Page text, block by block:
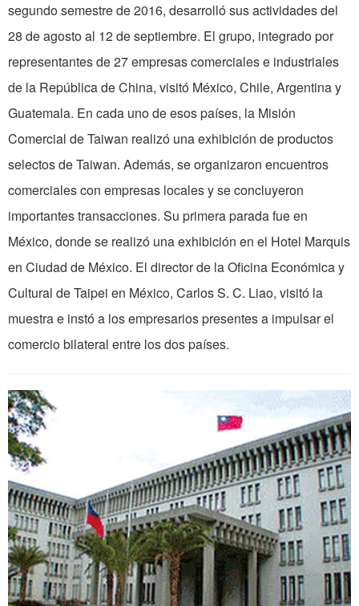
segundo semestre de 2016, desarrolló sus actividades del
28 de agosto al 12 de septiembre. El grupo, integrado por
representantes de 27 empresas comerciales e industriales
de la República de China, visitó México, Chile, Argentina y
Guatemala. En cada uno de esos países, la Misión
Comercial de Taiwan realizó una exhibición de productos
selectos de Taiwan. Además, se organizaron encuentros
comerciales con empresas locales y se concluyeron
importantes transacciones. Su primera parada fue en
México, donde se realizó una exhibición en el Hotel Marquis
en Ciudad de México. El director de la Oficina Económica y
Cultural de Taipei en México, Carlos S. C. Liao, visitó la
muestra e instó a los empresarios presentes a impulsar el
comercio bilateral entre los dos países.